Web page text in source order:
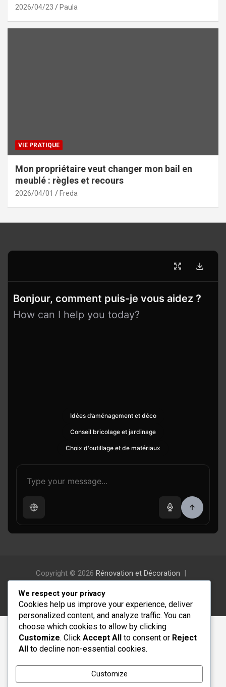
2026/04/23 Paula
VIE PRATIQUE
Mon propriétaire veut changer mon bail en
meublé : règles et recours
2026/04/01 Freda
Bonjour, comment puis-je vous aidez ?
How can I help you today?
Idées d’aménagement et déco
Conseil bricolage et jardinage
Choix d'outillage et de matériaux
Copyright © 2026 Rénovation et Décoration
Fièrement propulsé par :
WordPress
We respect your privacy
Cookies help us improve your experience, deliver
personalized content, and analyze traffic. You can
choose which cookies to allow by clicking
Customize. Click Accept All to consent or Reject
All to decline non-essential cookies.
Customize